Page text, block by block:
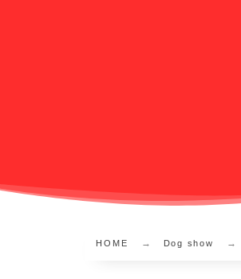
HOME Dog show